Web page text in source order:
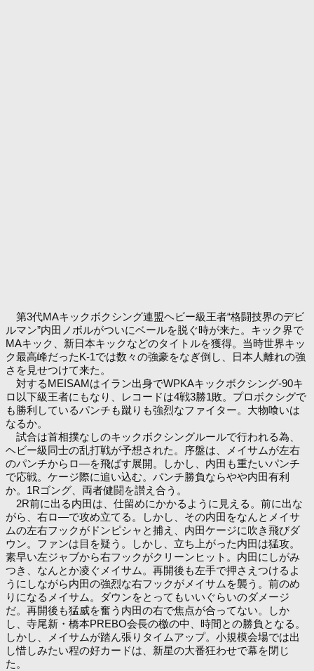
第3代MAキックボクシング連盟ヘビー級王者“格闘技界のデビ
ルマン”内田ノボルがついにベールを脱ぐ時が来た。キック界で
MAキック、新日本キックなどのタイトルを獲得。当時世界キッ
ク最高峰だったK-1では数々の強豪をなぎ倒し、日本人離れの強
さを見せつけて来た。
対するMEISAMはイラン出身でWPKAキックボクシング-90キ
ロ以下級王者にもなり、レコードは4戦3勝1敗。プロボクシグで
も勝利しているパンチも蹴りも強烈なファイター。大物喰いは
なるか。
試合は首相撲なしのキックボクシングルールで行われる為、
ヘビー級同士の乱打戦が予想された。序盤は、メイサムが左右
のパンチからロ―を飛ばす展開。しかし、内田も重たいパンチ
で応戦。ケージ際に追い込む。パンチ勝負ならやや内田有利
か。1Rゴング、両者健闘を讃え合う。
2R前に出る内田は、仕留めにかかるように見える。前に出な
がら、右ロ―で攻め立てる。しかし、その内田をなんとメイサ
ムの左右フックがドンピシャと捕え、内田ケージに吹き飛びダ
ウン。ファンは目を疑う。しかし、立ち上がった内田は猛攻。
素早い左ジャブから右フックがクリーンヒット。内田にしがみ
つき、なんとか凌ぐメイサム。再開後も左手で押さえつけるよ
うにしながら内田の強烈な右フックがメイサムを襲う。前のめ
りになるメイサム。ダウンをとってもいいぐらいのダメージ
だ。再開後も猛威を奮う内田の右で焦点が合ってない。しか
し、寺尾新・橋本PREBO会長の檄の中、時間との勝負となる。
しかし、メイサムが踏ん張りタイムアップ。小規模会場では出
し惜しみたい程の好カードは、新星の大番狂わせで幕を閉じ
た。